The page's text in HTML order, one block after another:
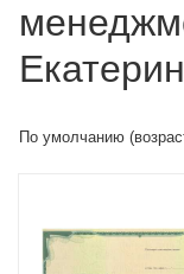
По умолчанию